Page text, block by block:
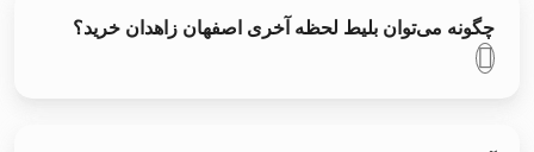
چگونه می‌توان بلیط لحظه آخری اصفهان زاهدان خرید؟